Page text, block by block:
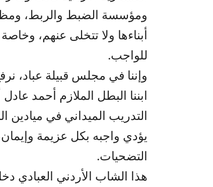
ومؤسسة الضبط والربط،
أبناءها ولا تتخلى عنهم،
للواجب.
وإننا في مجلس قبيلة عباد،
ابننا البطل الملازم أحمد
التدريب الميداني في ميادين
يؤدي واجبه بكل عزيمة
التضحيات.
هذا الشاب الأردني العبادي